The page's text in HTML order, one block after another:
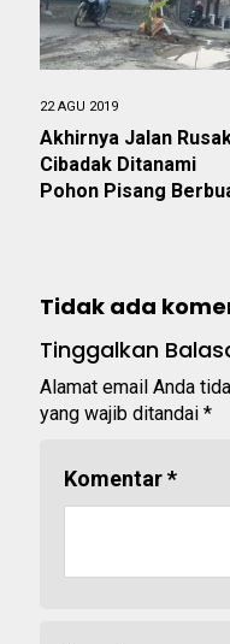
22 AGU 2019
Akhirnya Jalan
Cibadak Ditanami
Pohon Pisang
Tidak ada
Tinggalkan
Alamat email Anda
yang wajib ditandai *
Komentar*